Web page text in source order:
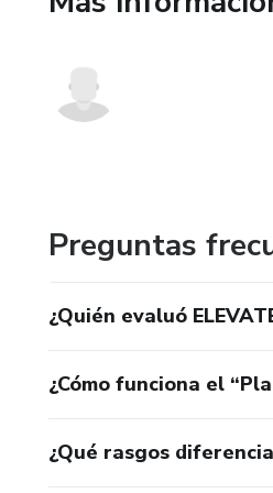
Preguntas
¿Quién evaluó
¿Cómo funciona el
¿Qué rasgos